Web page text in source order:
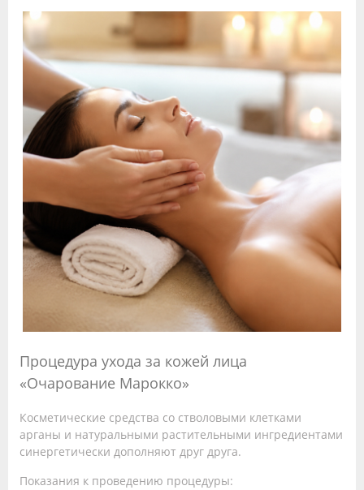
Процедура ухода за кожей лица
«Очарование Марокко»
Косметические средства со стволовыми клетками
арганы и натуральными растительными ингредиентами
синергетически дополняют друг друга.
Показания к проведению процедуры: